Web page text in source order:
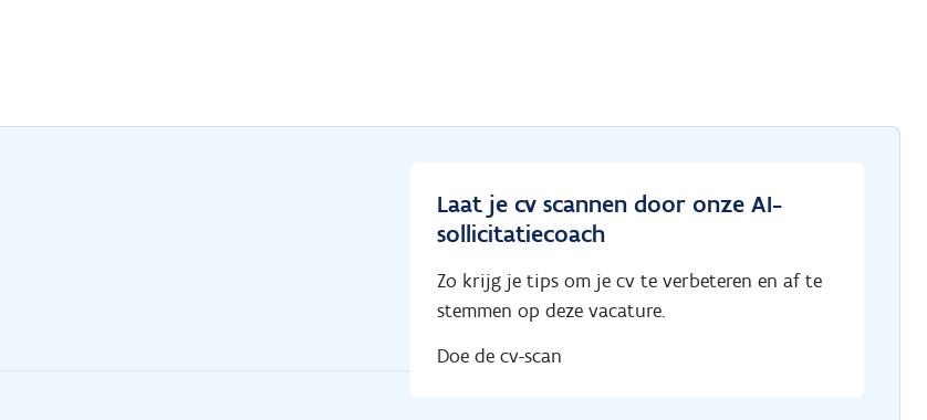
Laat je cv scannen door onze AI-
sollicitatiecoach
Zo krijg je tips om je cv te verbeteren en af te
stemmen op deze vacature.
Doe de cv-scan